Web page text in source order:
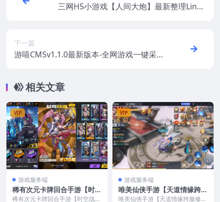
三网H5小游戏【人间大炮】最新整理Linux
下一篇
游嘻CMSv1.1.0最新版本-全网游戏一键采集
相关文章
VIP
游戏服务端
稀有次元卡牌回合手游【时空
战场内购GM版】最新整理Ce
稀有次元卡牌回合手游【时空战场
VIP
游戏服务端
唯美仙侠手游【天道情缘跨服
修复版】最新整理CentOS手
唯美仙侠手游【天道情缘跨服修复